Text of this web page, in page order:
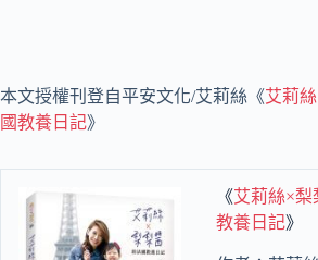
本文授權刊登自平安文化/艾莉絲《艾莉
國教養日記》
《艾莉絲×梨
教養日記》